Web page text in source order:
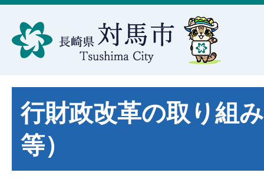
行財政改革の取り組
等）